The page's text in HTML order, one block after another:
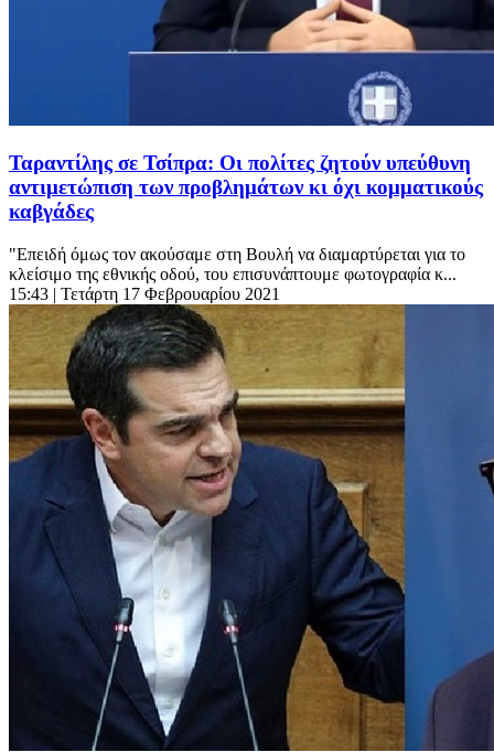
Ταραντίλης σε Τσίπρα: Οι πολίτες ζητούν υπεύθυνη
αντιμετώπιση των προβλημάτων κι όχι κομματικούς
καβγάδες
"Επειδή όμως τον ακούσαμε στη Βουλή να διαμαρτύρεται για το
κλείσιμο της εθνικής οδού, του επισυνάπτουμε φωτογραφία κ...
15:43 | Τετάρτη 17 Φεβρουαρίου 2021